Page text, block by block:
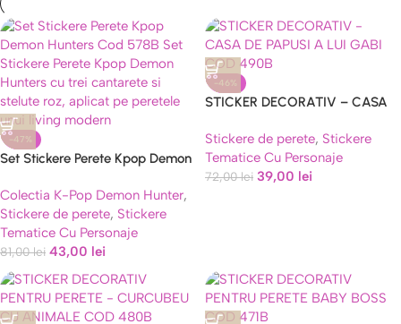
Vezi Colecția
-47%
Set Stickere Perete Kpop Demon
Colectia K-Pop Demon Hunter,
Stickere de perete, Stickere
Tematice Cu Personaje
81,00lei 43,00 lei
-46%
STICKER DECORATIV – CASA
490B
Stickere de perete, Stickere
Tematice Cu Personaje
72,00lei 39,00 lei